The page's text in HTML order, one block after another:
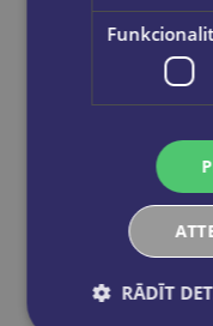
cenas
RĀDĪT